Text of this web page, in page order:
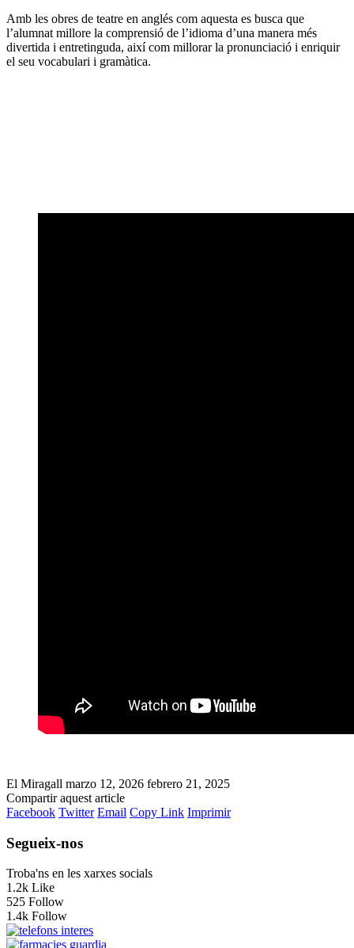
Amb les obres de teatre en anglés com aquesta es busca que
l’alumnat millore la comprensió de l’idioma d’una manera més
divertida i entretinguda, així com millorar la pronunciació i enriquir
el seu vocabulari i gramàtica.
El Miragall marzo 12, 2026 febrero 21, 2025
Compartir aquest article
Facebook Twitter Email Copy Link Imprimir
Segueix-nos
Troba'ns en les xarxes socials
1.2k Like
525 Follow
1.4k Follow